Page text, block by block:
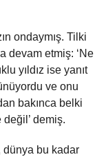
ondaymış. Tilki
devam etmiş: ‘Ne
yıldız ise yanıt
ve onu
bakınca belki
demiş.
dünya bu kadar